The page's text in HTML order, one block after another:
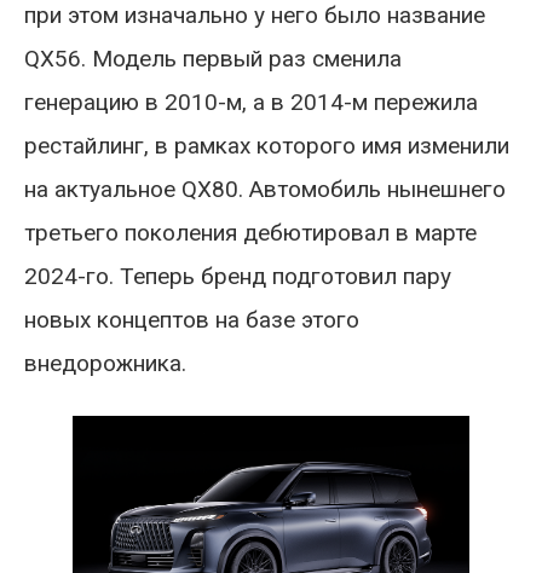
при этом изначально у него было название
QX56. Модель первый раз сменила
генерацию в 2010-м, а в 2014-м пережила
рестайлинг, в рамках которого имя изменили
на актуальное QX80. Автомобиль нынешнего
третьего поколения дебютировал в марте
2024-го. Теперь бренд подготовил пару
новых концептов на базе этого
внедорожника.